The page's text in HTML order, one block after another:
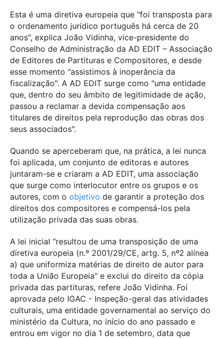
Esta é uma diretiva europeia que "foi transposta para
o ordenamento jurídico português há cerca de 20
anos", explica João Vidinha, vice-presidente do
Conselho de Administração da AD EDIT – Associação
de Editores de Partituras e Compositores, e desde
esse momento "assistimos à inoperância da
fiscalização". A AD EDIT surge como "uma entidade
que, dentro do seu âmbito de legitimidade de ação,
passou a reclamar a devida compensação aos
titulares de direitos pela reprodução das obras dos
seus associados".
Quando se aperceberam que, na prática, a lei nunca
foi aplicada, um conjunto de editoras e autores
juntaram-se e criaram a AD EDIT, uma associação
que surge como interlocutor entre os grupos e os
autores, com o objetivo de garantir a proteção dos
direitos dos compositores e compensá-los pela
utilização privada das suas obras.
A lei inicial “resultou de uma transposição de uma
diretiva europeia (n.º 2001/29/CE, artg. 5, nº2 alínea
a) que uniformiza matérias de direito de autor para
toda a União Europeia" e exclui do direito da cópia
privada das partituras, refere João Vidinha. Foi
aprovada pelo IGAC - Inspeção-geral das atividades
culturais, uma entidade governamental ao serviço do
ministério da Cultura, no início do ano passado e
entrou em vigor no dia 1 de setembro, data que